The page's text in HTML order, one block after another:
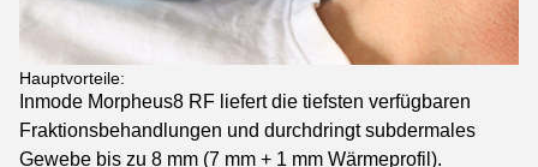
Hauptvorteile:
Inmode Morpheus8 RF liefert die tiefsten verfügbaren
Fraktionsbehandlungen und durchdringt subdermales
Gewebe bis zu 8 mm (7 mm + 1 mm Wärmeprofil).